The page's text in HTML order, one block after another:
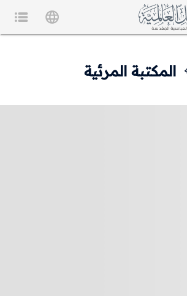
المكتبة المرئية